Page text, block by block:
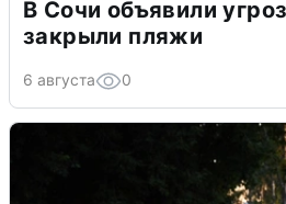
В Сочи объявили
закрыли пляжи
6 августа 0